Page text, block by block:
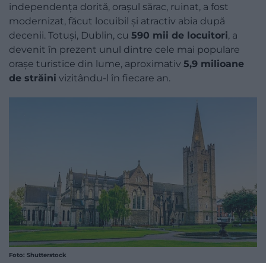
independenţa dorită, orașul sărac, ruinat, a fost
modernizat, făcut locuibil și atractiv abia după
decenii. Totuși, Dublin, cu 590 mii de locuitori, a
devenit în prezent unul dintre cele mai populare
orașe turistice din lume, aproximativ 5,9 milioane
de străini vizitându-l în fiecare an.
Foto: Shutterstock